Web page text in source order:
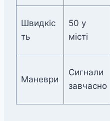
Швидкіс
ть
50 у
місті
Маневри
Сигнали
завчасно